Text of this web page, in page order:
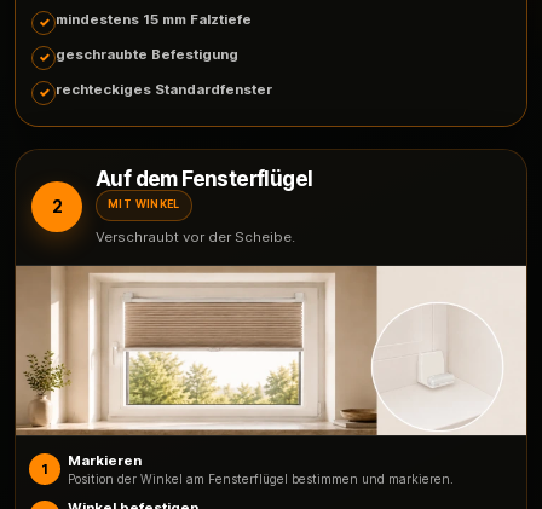
mindestens 15 mm Falztiefe
geschraubte Befestigung
rechteckiges Standardfenster
2
Auf dem Fensterflügel
MIT WINKEL
Verschraubt vor der Scheibe.
1 Markieren
Position der Winkel am Fensterflügel bestimmen und markieren.